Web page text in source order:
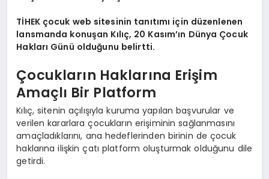
TİHEK çocuk web sitesinin tanıtımı için düzenlenen
lansmanda konuşan Kılıç, 20 Kasım’ın Dünya Çocuk
Hakları Günü olduğunu belirtti.
Çocukların Haklarına Erişim
Amaçlı Bir Platform
Kılıç, sitenin açılışıyla kuruma yapılan başvurular ve
verilen kararlara çocukların erişiminin sağlanmasını
amaçladıklarını, ana hedeflerinden birinin de çocuk
haklarına ilişkin çatı platform oluşturmak olduğunu dile
getirdi.